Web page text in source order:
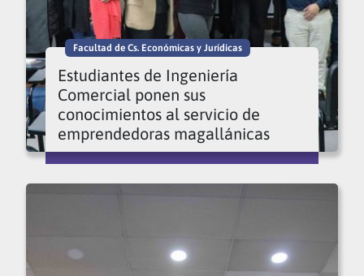
Facultad de Cs. Económicas y Jurídicas
Estudiantes de Ingeniería
Comercial ponen sus
conocimientos al servicio de
emprendedoras magallánicas